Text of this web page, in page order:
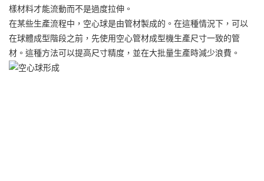
樣材料才能流動而不是過度拉伸。
在某些生產流程中，空心球是由管材製成的。在這種情況下，可以
在球體成型階段之前，先使用空心管材成型機生產尺寸一致的管
材。這種方法可以提高尺寸精度，並在大批量生產時減少浪費。